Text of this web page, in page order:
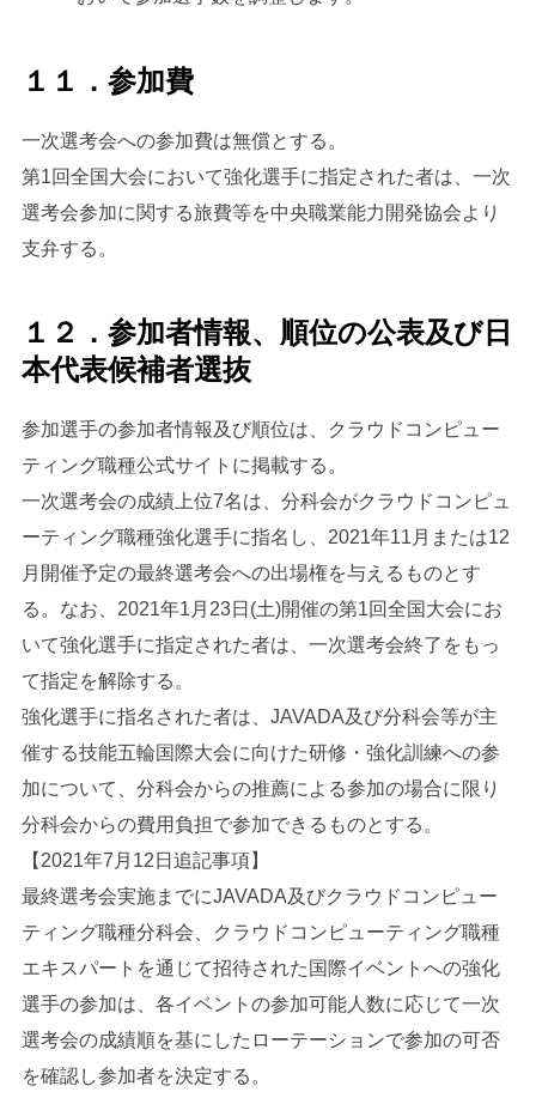
１１．参加費
一次選考会への参加費は無償とする。
第1回全国大会において強化選手に指定された者は、一次
選考会参加に関する旅費等を中央職業能力開発協会より
支弁する。
１２．参加者情報、順位の公表及び日
本代表候補者選抜
参加選手の参加者情報及び順位は、クラウドコンピュー
ティング職種公式サイトに掲載する。
一次選考会の成績上位7名は、分科会がクラウドコンピュ
ーティング職種強化選手に指名し、2021年11月または12
月開催予定の最終選考会への出場権を与えるものとす
る。なお、2021年1月23日(土)開催の第1回全国大会にお
いて強化選手に指定された者は、一次選考会終了をもっ
て指定を解除する。
強化選手に指名された者は、JAVADA及び分科会等が主
催する技能五輪国際大会に向けた研修・強化訓練への参
加について、分科会からの推薦による参加の場合に限り
分科会からの費用負担で参加できるものとする。
【2021年7月12日追記事項】
最終選考会実施までにJAVADA及びクラウドコンピュー
ティング職種分科会、クラウドコンピューティング職種
エキスパートを通じて招待された国際イベントへの強化
選手の参加は、各イベントの参加可能人数に応じて一次
選考会の成績順を基にしたローテーションで参加の可否
を確認し参加者を決定する。